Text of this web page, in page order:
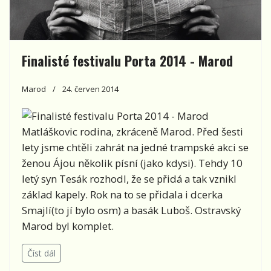
Finalisté festivalu Porta 2014 - Marod
Marod 24. červen 2014
Matláškovic rodina, zkráceně Marod. Před šesti
lety jsme chtěli zahrát na jedné trampské akci se
ženou Ájou několik písní (jako kdysi). Tehdy 10
letý syn Tesák rozhodl, že se přidá a tak vznikl
základ kapely. Rok na to se přidala i dcerka
Smajlí(to jí bylo osm) a basák Luboš. Ostravský
Marod byl komplet.
Číst dál